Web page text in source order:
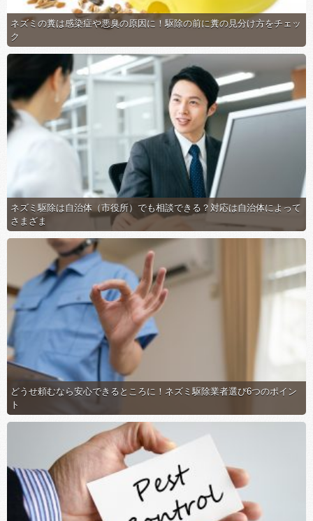
ネズミの糞は感染症や悪臭の原因に！駆除の前に糞の見分け方をチェッ
ク
ネズミ駆除は自治体（市役所）でも相談できる？対応は自治体によって
さまざま
どうせ頼むなら安心できるところに！ネズミ駆除業者選び6つのポイン
ト